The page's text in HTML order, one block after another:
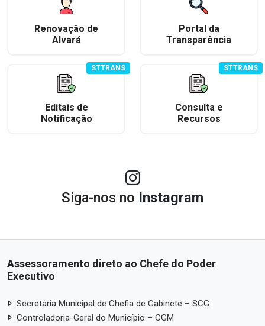
Renovação de
Alvará
Portal da
Transparência
Editais de
Notificação
STTRANS
Consulta e
Recursos
STTRANS
Siga-nos no Instagram
Assessoramento direto ao Chefe do Poder
Executivo
Secretaria Municipal de Chefia de Gabinete – SCG
Controladoria-Geral do Município – CGM